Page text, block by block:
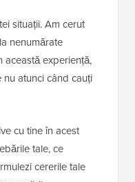
situații. Am cerut
nenumărate
această experiență,
atunci când cauți
cu tine în acest
tale, ce
cererile tale